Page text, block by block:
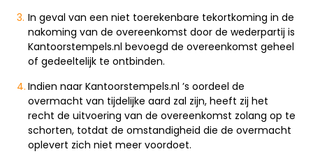
In geval van een niet toerekenbare tekortkoming in de
nakoming van de overeenkomst door de wederpartij is
Kantoorstempels.nl bevoegd de overeenkomst geheel
of gedeeltelijk te ontbinden.
Indien naar Kantoorstempels.nl ’s oordeel de
overmacht van tijdelijke aard zal zijn, heeft zij het
recht de uitvoering van de overeenkomst zolang op te
schorten, totdat de omstandigheid die de overmacht
oplevert zich niet meer voordoet.